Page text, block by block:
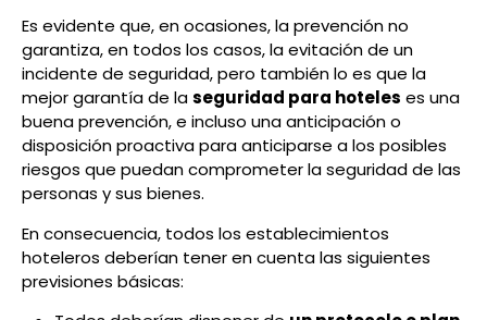
Es evidente que, en ocasiones, la prevención no
garantiza, en todos los casos, la evitación de un
incidente de seguridad, pero también lo es que la
mejor garantía de laseguridad para hoteles es una
buena prevención, e incluso una anticipación o
disposición proactiva para anticiparse a los posibles
riesgos que puedan comprometer la seguridad de las
personas y sus bienes.
En consecuencia, todos los establecimientos
hoteleros deberían tener en cuenta las siguientes
previsiones básicas: